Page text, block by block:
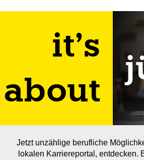
it’s
about
Jetzt unzählige berufliche
lokalen Karriereportal, entdecken.